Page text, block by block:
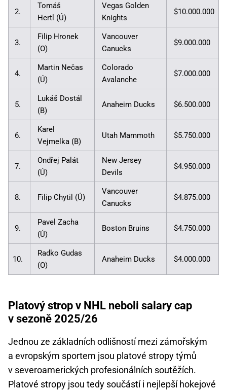
2.
Tomáš
Hertl (Ú)
Vegas Golden
Knights
$10.000.000
3.
Filip Hronek
(O)
Vancouver
Canucks
$9.000.000
4.
Martin Nečas
(Ú)
Colorado
Avalanche
$7.000.000
5.
Lukáš Dostál
(B)
Anaheim Ducks $6.500.000
6.
Karel
Vejmelka (B)
Utah Mammoth $5.750.000
7.
Ondřej Palát
(Ú)
New Jersey
Devils
$4.950.000
8. Filip Chytil (Ú)
Vancouver
Canucks
$4.875.000
9.
Pavel Zacha
(Ú)
Boston Bruins $4.750.000
10.
Radko Gudas
(O)
Anaheim Ducks $4.000.000
Platový strop v NHL neboli salary cap
v sezoně 2025/26
Jednou ze základních odlišností mezi zámořským
a evropským sportem jsou platové stropy týmů
v severoamerických profesionálních soutěžích.
Platové stropy jsou tedy součástí i nejlepší hokejové